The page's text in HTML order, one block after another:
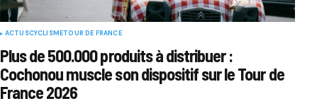
ACTUSCYCLISMETOUR DE FRANCE
Plus de 500.000 produits à distribuer :
Cochonou muscle son dispositif sur le Tour de
France 2026